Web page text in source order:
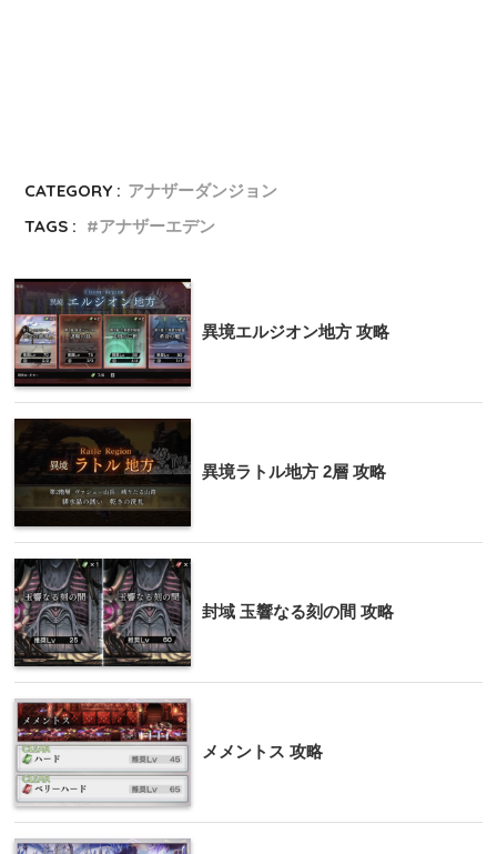
CATEGORY : アナザーダンジョン
TAGS :
アナザーエデン
異境エルジオン地方 攻略
異境ラトル地方 2層 攻略
封域 玉響なる刻の間 攻略
メメントス 攻略